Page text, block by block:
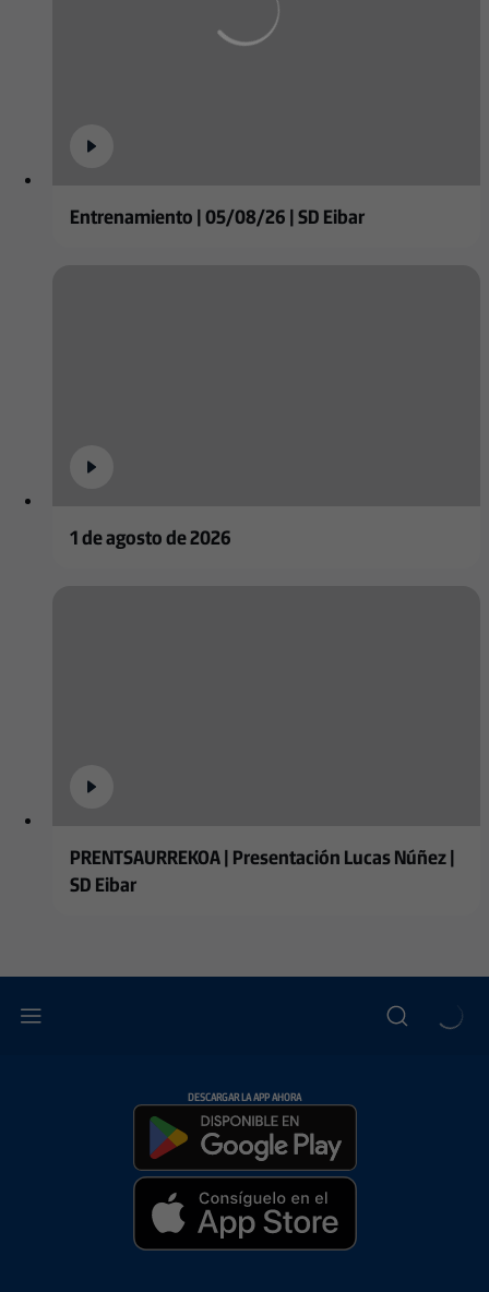
Entrenamiento | 05/08/26 | SD Eibar
1 de agosto de 2026
PRENTSAURREKOA | Presentación Lucas Núñez |
SD Eibar
DESCARGAR LA APP AHORA